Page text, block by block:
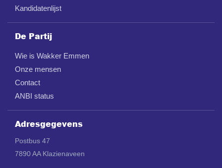
Kandidatenlijst
De Partij
Wie is Wakker Emmen
Onze mensen
Contact
ANBI status
Adresgegevens
Postbus 47
7890 AA Klazienaveen